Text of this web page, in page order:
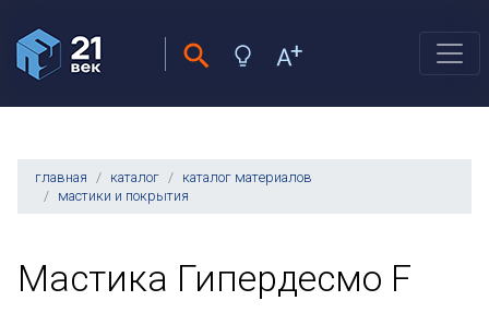
главная каталог
каталог материалов
мастики и покрытия
Мастика Гипердесмо F